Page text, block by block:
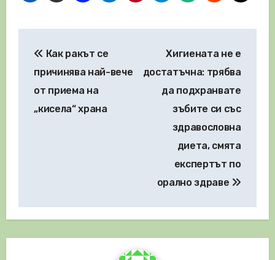
Как ракът се
причинява най-вече
от приема на
„кисела“ храна
Хигиената не е
достатъчна: трябва
да подхранвате
зъбите си със
здравословна
диета, смята
експертът по
орално здраве